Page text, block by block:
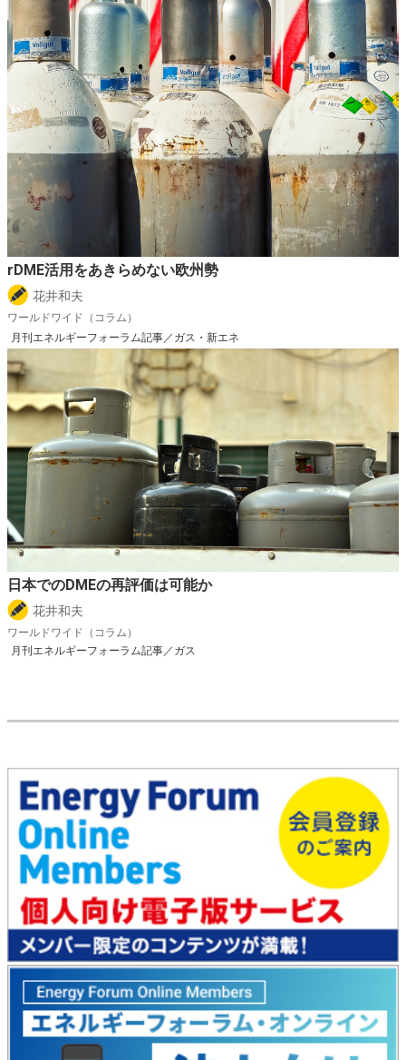
rDME活用をあきらめない欧州勢
花井和夫
ワールドワイド（コラム）
月刊エネルギーフォーラム記事／ガス・新エネ
日本でのDMEの再評価は可能か
花井和夫
ワールドワイド（コラム）
月刊エネルギーフォーラム記事／ガス